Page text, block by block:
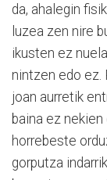
da, ahalegin
luzea zen nire
ikusten ez
nintzen edo ez.
joan aurretik
baina ez
horrebeste
gorputza